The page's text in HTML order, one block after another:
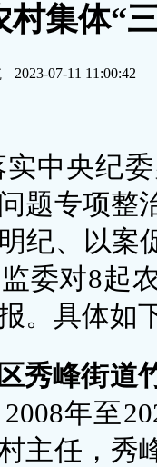
村集体“
2023-07-11 11:00:42
中央纪
题专项整
纪、以案
委对8起
。具体如
秀峰街道
2008年至
主任，秀